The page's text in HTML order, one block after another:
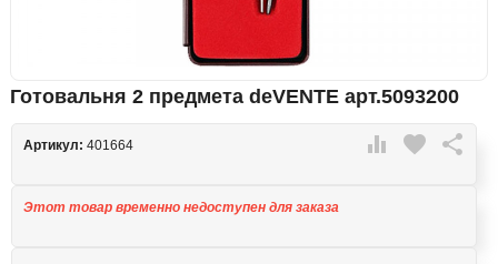
Готовальня 2 предмета deVENTE арт.5093200
 favorite 
Артикул: 401664
Этот товар временно недоступен для заказа